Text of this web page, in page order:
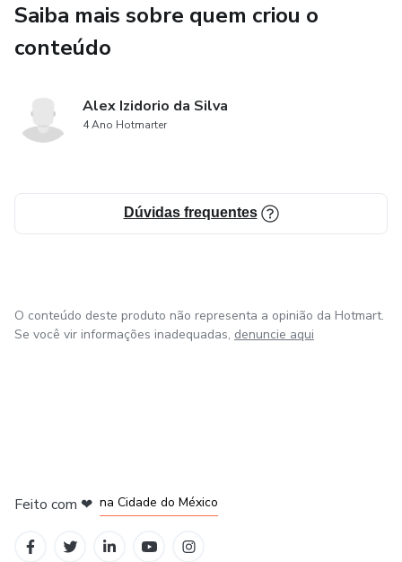
Saiba mais sobre quem criou o
conteúdo
Alex Izidorio da Silva
4 Ano Hotmarter
Dúvidas frequentes
O conteúdo deste produto não representa a opinião da Hotmart.
Se você vir informações inadequadas, denuncie aqui
Feito com ❤ na Cidade do México